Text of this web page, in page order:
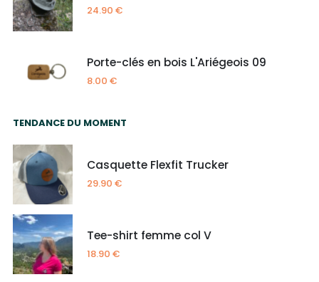
24.90 €
Porte-clés en bois L'Ariégeois 09
8.00 €
TENDANCE DU MOMENT
Casquette Flexfit Trucker
29.90 €
Tee-shirt femme col V
18.90 €